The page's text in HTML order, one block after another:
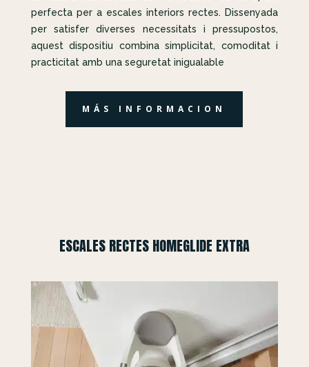
perfecta per a escales interiors rectes. Dissenyada
per satisfer diverses necessitats i pressupostos,
aquest dispositiu combina simplicitat, comoditat i
practicitat amb una seguretat inigualable
MÁS INFORMACION
ESCALES RECTES HOMEGLIDE EXTRA